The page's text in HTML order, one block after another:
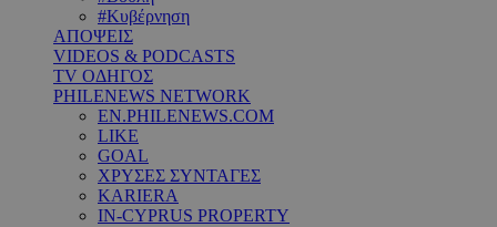
#Κυβέρνηση
ΑΠΟΨΕΙΣ
VIDEOS & PODCASTS
TV ΟΔΗΓΟΣ
PHILENEWS NETWORK
EN.PHILENEWS.COM
LIKE
GOAL
ΧΡΥΣΕΣ ΣΥΝΤΑΓΕΣ
KARIERA
IN-CYPRUS PROPERTY